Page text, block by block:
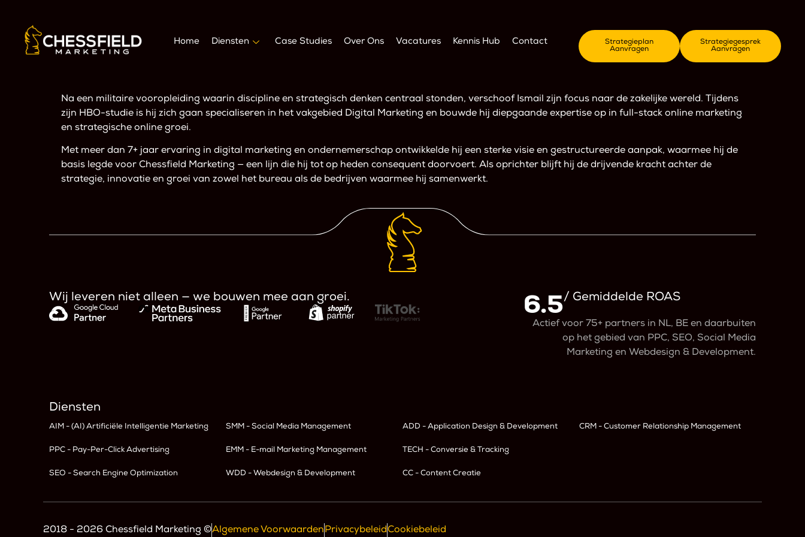
Home Diensten Case Studies Over Ons Vacatures Kennis Hub Contact
Strategieplan
Aanvragen
Strategiegesprek
Aanvragen
Na een militaire vooropleiding waarin discipline en strategisch denken centraal stonden, verschoof Ismail zijn focus naar de zakelijke wereld. Tijdens
zijn HBO-studie is hij zich gaan specialiseren in het vakgebied Digital Marketing en bouwde hij diepgaande expertise op in full-stack online marketing
en strategische online groei.
Met meer dan 7+ jaar ervaring in digital marketing en ondernemerschap ontwikkelde hij een sterke visie en gestructureerde aanpak, waarmee hij de
basis legde voor Chessfield Marketing — een lijn die hij tot op heden consequent doorvoert. Als oprichter blijft hij de drijvende kracht achter de
strategie, innovatie en groei van zowel het bureau als de bedrijven waarmee hij samenwerkt.
Wij leveren niet alleen — we bouwen mee aan groei. 6.5/ Gemiddelde ROAS
Actief voor 75+ partners in NL, BE en daarbuiten
op het gebied van PPC, SEO, Social Media
Marketing en Webdesign & Development.
Diensten
AIM - (AI) Artificiële Intelligentie Marketing
PPC - Pay-Per-Click Advertising
SEO - Search Engine Optimization
SMM - Social Media Management
EMM - E-mail Marketing Management
WDD - Webdesign & Development
ADD - Application Design & Development
TECH - Conversie & Tracking
CC - Content Creatie
CRM - Customer Relationship Management
2018 - 2026 Chessfield Marketing ©Algemene VoorwaardenPrivacybeleidCookiebeleid